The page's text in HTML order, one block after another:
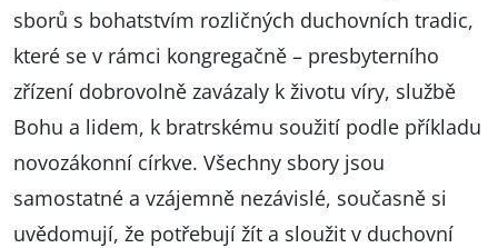
sborů s bohatstvím rozličných duchovních tradic,
které se v rámci kongregačně – presbyterního
zřízení dobrovolně zavázaly k životu víry, službě
Bohu a lidem, k bratrskému soužití podle příkladu
novozákonní církve. Všechny sbory jsou
samostatné a vzájemně nezávislé, současně si
uvědomují, že potřebují žít a sloužit v duchovní